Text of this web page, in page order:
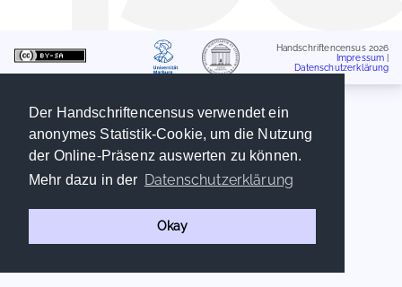
Der Handschriftencensus verwendet ein
anonymes Statistik-Cookie, um die Nutzung
der Online-Präsenz auswerten zu können.
Mehr dazu in der Datenschutzerklärung
Okay
Handschriftencensus 2026
Impressum
Datenschutzerklärung